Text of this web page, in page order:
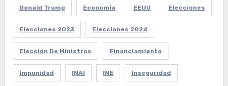
Donald Trump Economía EEUU Elecciones
Elecciones 2023 Elecciones 2024
Elección De Ministros Financiamiento
Impunidad INAI INE Inseguridad